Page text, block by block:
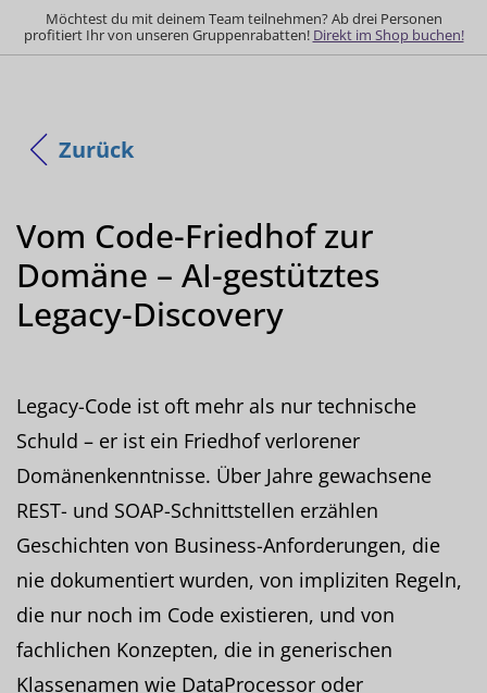
Möchtest du mit deinem Team teilnehmen? Ab drei Personen
profitiert Ihr von unseren Gruppenrabatten! Direkt im Shop buchen!
Zurück
Vom Code-Friedhof zur
Domäne – AI-gestütztes
Legacy-Discovery
Legacy-Code ist oft mehr als nur technische
Schuld – er ist ein Friedhof verlorener
Domänenkenntnisse. Über Jahre gewachsene
REST- und SOAP-Schnittstellen erzählen
Geschichten von Business-Anforderungen, die
nie dokumentiert wurden, von impliziten Regeln,
die nur noch im Code existieren, und von
fachlichen Konzepten, die in generischen
Klassenamen wie DataProcessor oder